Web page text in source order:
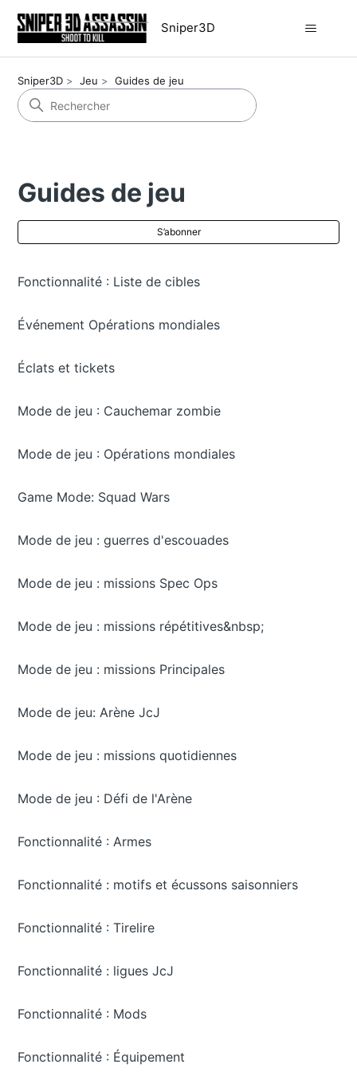
Sniper3D
Sniper3D Jeu Guides de jeu
Guides de jeu
S’abonner
Fonctionnalité : Liste de cibles
Événement Opérations mondiales
Éclats et tickets
Mode de jeu : Cauchemar zombie
Mode de jeu : Opérations mondiales
Game Mode: Squad Wars
Mode de jeu : guerres d'escouades
Mode de jeu : missions Spec Ops
Mode de jeu : missions répétitives&nbsp;
Mode de jeu : missions Principales
Mode de jeu: Arène JcJ
Mode de jeu : missions quotidiennes
Mode de jeu : Défi de l'Arène
Fonctionnalité : Armes
Fonctionnalité : motifs et écussons saisonniers
Fonctionnalité : Tirelire
Fonctionnalité : ligues JcJ
Fonctionnalité : Mods
Fonctionnalité : Équipement